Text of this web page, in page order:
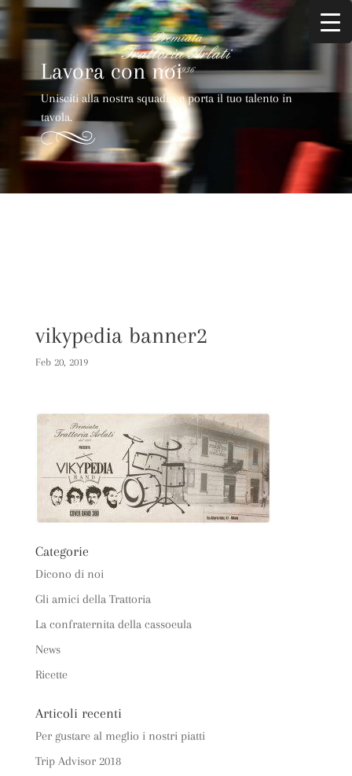
Lavora con noi
Unisciti alla nostra squadra e porta il tuo talento in
tavola.
vikypedia banner2
Feb 20, 2019
Categorie
Dicono di noi
Gli amici della Trattoria
La confraternita della cassoeula
News
Ricette
Articoli recenti
Per gustare al meglio i nostri piatti
Trip Advisor 2018